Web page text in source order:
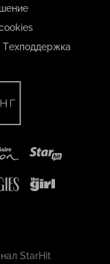
Техподдержка
StarHit